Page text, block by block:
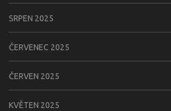
SRPEN 2025
ČERVENEC 2025
ČERVEN 2025
KVĚTEN 2025